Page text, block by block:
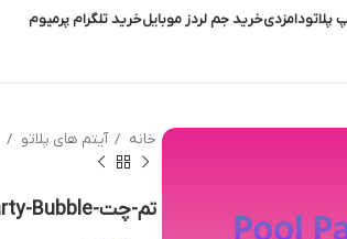
پلاتودامزدیخرید جم لردز موبایلخرید تلگرام پرمیوم
خانه آیتم های پلاتو
تم-چت-Pool-Party-Bubble